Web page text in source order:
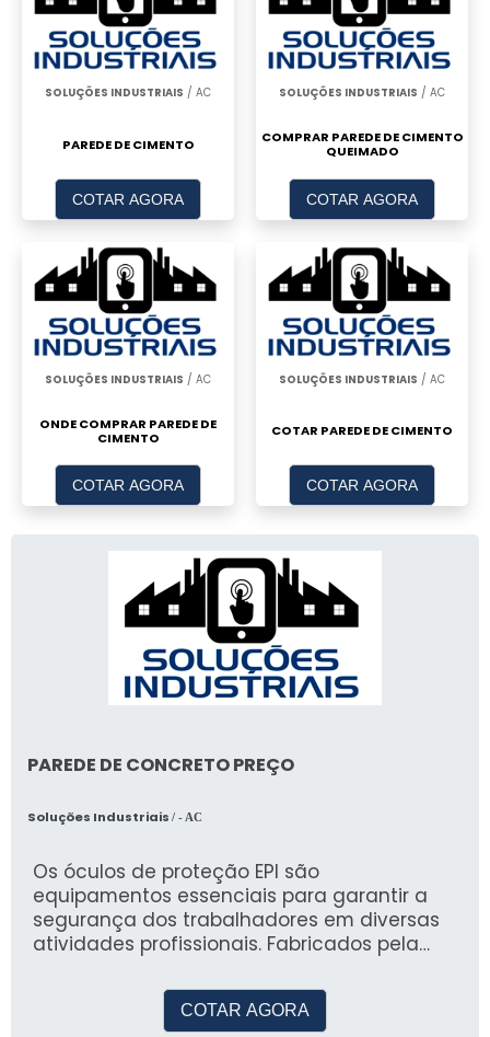
SOLUÇÕES INDUSTRIAIS / AC
PAREDE DE CIMENTO
COTAR AGORA
SOLUÇÕES INDUSTRIAIS / AC
COMPRAR PAREDE DE CIMENTO
QUEIMADO
COTAR AGORA
SOLUÇÕES INDUSTRIAIS / AC
ONDE COMPRAR PAREDE DE
CIMENTO
COTAR AGORA
SOLUÇÕES INDUSTRIAIS / AC
COTAR PAREDE DE CIMENTO
COTAR AGORA
PAREDE DE CONCRETO PREÇO
Soluções Industriais / - AC
Os óculos de proteção EPI são
equipamentos essenciais para garantir a
segurança dos trabalhadores em diversas
atividades profissionais. Fabricados pela
e EPCs, esses óculos são confeccionados
com materiais de alta qualidade e
COTAR AGORA